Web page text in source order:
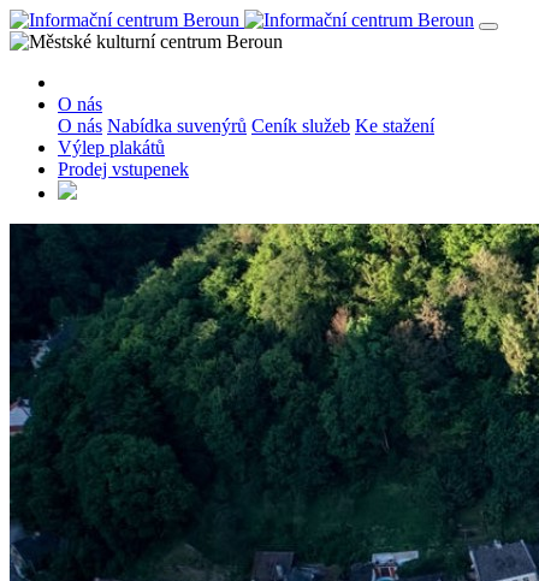
O nás
O nás Nabídka suvenýrů Ceník služeb Ke stažení
Výlep plakátů
Prodej vstupenek